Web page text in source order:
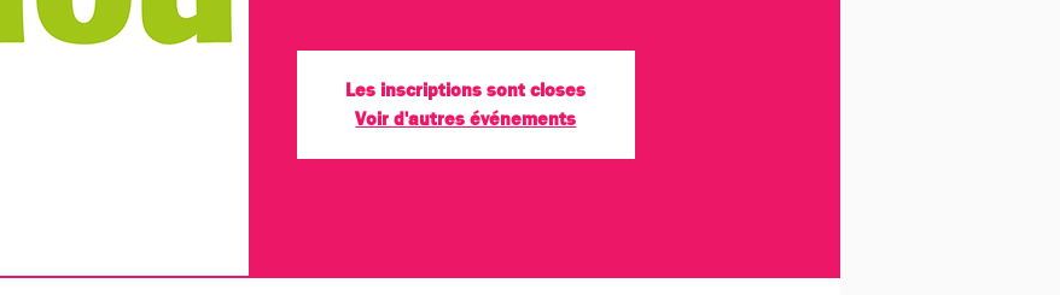
Les inscriptions sont closes
Voir d'autres événements